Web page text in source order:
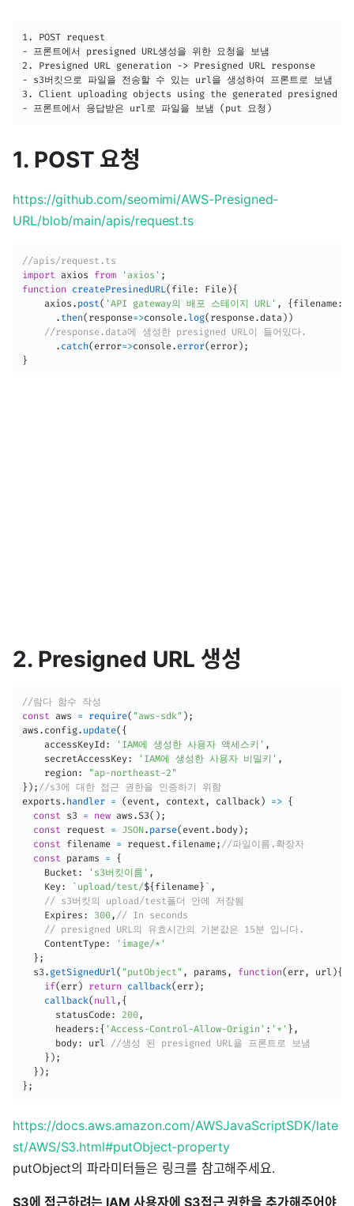
1. POST request
- 프론트에서 presigned URL생성을 위한 요청을 보냄
2. Presigned URL generation -> Presigned URL response
- s3버킷으로 파일을 전송할 수 있는 url을 생성하여 프론트로 보냄
3. Client uploading objects using the generated presigned
- 프론트에서 응답받은 url로 파일을 보냄 (put 요청)
1. POST 요청
https://github.com/seomimi/AWS-Presigned-
URL/blob/main/apis/request.ts
//apis/request.ts
import axios from 'axios' ;
function
createPresinedURL( file: File ){
	axios
. post( 'API gateway의 배포 스테이지 URL' , { filename:
. then( response=>console.log( response.data ) )
//response.data에 생성한 presigned URL이 들어있다.
. catch( error=>console. error( error ) ;
}
2. Presigned URL 생성
//람다 함수 작성
const aws = require( "aws-sdk" ) ;
aws . config. update( {
    accessKeyId
: 'IAM에 생성한 사용자 액세스키' ,
    secretAccessKey
: 'IAM에 생성한 사용자 비밀키' ,
    region
:
"ap-northeast-2"
} ) ; //s3에 대한 접근 권한을 인증하기 위함
exports . handler = ( event , context , callback ) => {
const s3 = new aws . S3( ) ;
const request = JSON. parse( event . body) ;
const filename = request . filename; //파일이름.확장자
const params =
{
    Bucket
: 's3버킷이름' ,
    Key
: ` upload/test/${filename} ` ,
// s3버킷의 upload/test폴더 안에 저장됨
    Expires
: 300, // In seconds
// presigned URL의 유효시간의 기본값은 15분 입니다.
    ContentType
:
'image/*'
} ;
  s3
. getSignedUrl ( "putObject" , params , function( err, url ){
if( err) return callback( err) ;
callback( null , {
      statusCode
: 200,
      headers
: { 'Access-Control-Allow-Origin' : '*' } ,
      body
: url
//생성 된 presigned URL을 프론트로 보냄
} ) ;
} ) ;
} ;
https://docs.aws.amazon.com/AWSJavaScriptSDK/late
st/AWS/S3.html#putObject-property
putObject의 파라미터들은 링크를 참고해주세요.
S3에 접근하려는 IAM 사용자에 S3접근 권한을 추가해주어야